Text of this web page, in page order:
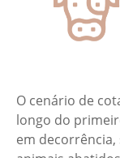
O cenário de
longo do
em